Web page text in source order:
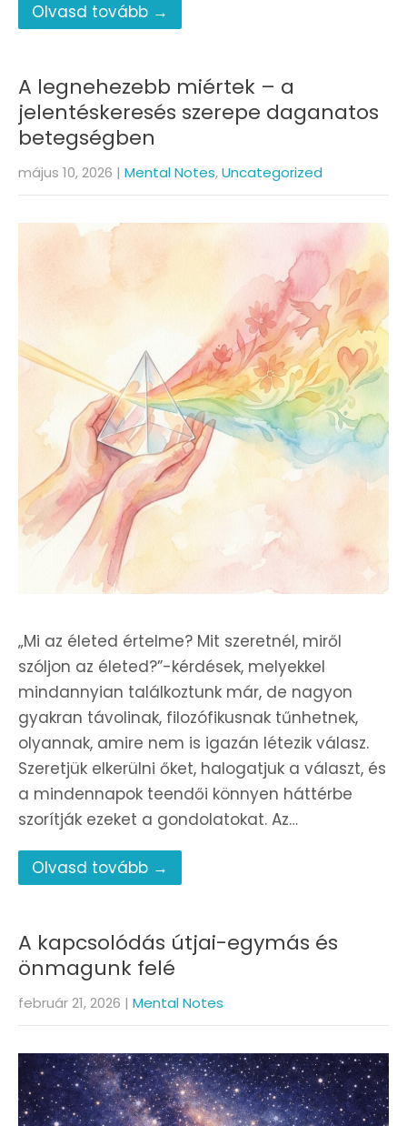
Olvasd tovább →
A legnehezebb miértek – a
jelentéskeresés szerepe daganatos
betegségben
május 10, 2026 | Mental Notes,Uncategorized
„Mi az életed értelme? Mit szeretnél, miről
szóljon az életed?”-kérdések, melyekkel
mindannyian találkoztunk már, de nagyon
gyakran távolinak, filozófikusnak tűnhetnek,
olyannak, amire nem is igazán létezik válasz.
Szeretjük elkerülni őket, halogatjuk a választ, és
a mindennapok teendői könnyen háttérbe
szorítják ezeket a gondolatokat. Az…
Olvasd tovább →
A kapcsolódás útjai-egymás és
önmagunk felé
február 21, 2026 | Mental Notes